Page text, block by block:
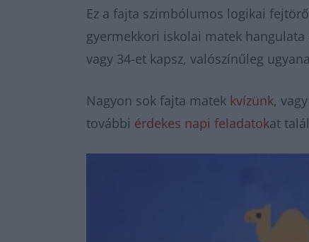
Ez a fajta szimbólumos logikai
gyermekkori iskolai matek
vagy 34-et kapsz, valószínűleg
Nagyon sok fajta matek kvízünk,
további érdekes napi feladatokat